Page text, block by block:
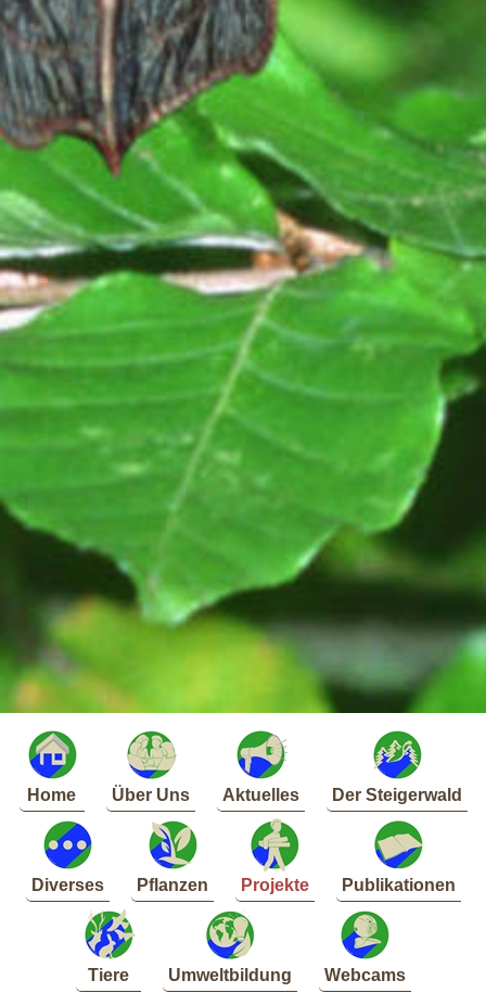
Home Über Uns Aktuelles Der Steigerwald
Diverses Pflanzen Projekte Publikationen
Tiere Umweltbildung Webcams